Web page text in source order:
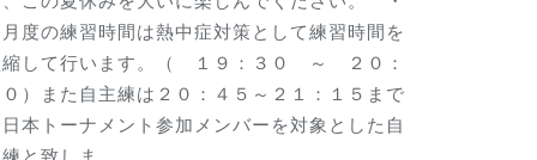
度の練習時間は熱中症対策として練習時間を
して行います。（ １９：３０ ～ ２０：
）また自主練は２０：４５～２１：１５まで
本トーナメント参加メンバーを対象とした自
と致しま